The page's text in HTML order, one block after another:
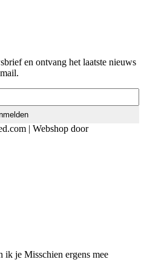
en ontvang het laatste nieuws
| Webshop door
je Misschien ergens mee